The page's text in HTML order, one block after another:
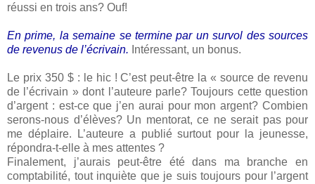
réussi en trois ans? Ouf!
En prime, la semaine se termine par un survol des sources
de revenus de l’écrivain. Intéressant, un bonus.
Le prix 350 $ : le hic ! C’est peut-être la « source de revenu
de l’écrivain » dont l’auteure parle? Toujours cette question
d’argent : est-ce que j’en aurai pour mon argent? Combien
serons-nous d’élèves? Un mentorat, ce ne serait pas pour
me déplaire. L’auteure a publié surtout pour la jeunesse,
répondra-t-elle à mes attentes ?
Finalement, j’aurais peut-être été dans ma branche en
comptabilité, tout inquiète que je suis toujours pour l’argent